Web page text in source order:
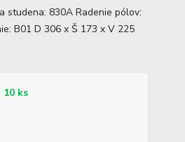
studena: 830A Radenie pólov:
B01 D 306 x Š 173 x V 225
10 ks